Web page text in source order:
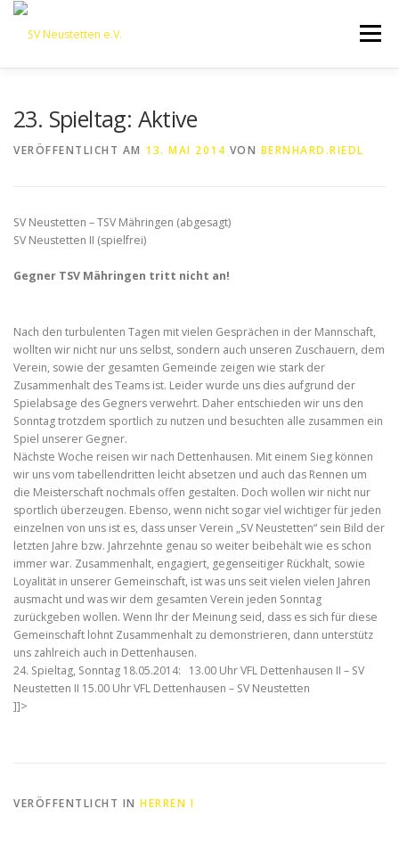
Zum
springen
Menü
LOGIN
23. Spieltag: Aktive
VERÖFFENTLICHT AM 13. MAI 2014 VON BERNHARD.RIEDL
SV Neustetten – TSV Mähringen (abgesagt)
SV Neustetten II (spielfrei)
Gegner TSV Mähringen tritt nicht an!
Nach den turbulenten Tagen mit vielen Gesprächen in der Mannschaft,
wollten wir nicht nur uns selbst, sondern auch unseren Zuschauern, dem
Verein, sowie der gesamten Gemeinde zeigen wie stark der
Zusammenhalt des Teams ist. Leider wurde uns dies aufgrund der
Spielabsage des Gegners verwehrt. Daher entschieden wir uns den
Sonntag trotzdem sportlich zu nutzen und besuchten alle zusammen ein
Spiel unserer Gegner.
Nächste Woche reisen wir nach Dettenhausen. Mit einem Sieg können
wir uns vom tabellendritten leicht absetzen und auch das Rennen um
die Meisterschaft nochmals offen gestalten. Doch wollen wir nicht nur
sportlich überzeugen. Ebenso, wenn nicht sogar viel wichtiger für jeden
einzelnen von uns ist es, dass unser Verein „SV Neustetten“ sein Bild der
letzten Jahre bzw. Jahrzehnte genau so weiter beibehält wie es schon
immer war. Zusammenhalt, engagiert, gegenseitiger Rückhalt, sowie
Loyalität in unserer Gemeinschaft, ist was uns seit vielen vielen Jahren
ausmacht und was wir dem gesamten Verein jeden Sonntag
zurückgeben wollen. Wenn Ihr der Meinung seid, dass es sich für diese
Gemeinschaft lohnt Zusammenhalt zu demonstrieren, dann unterstütz
uns zahlreich auch in Dettenhausen.
24. Spieltag, Sonntag 18.05.2014: 13.00 Uhr VFL Dettenhausen II – SV
Neustetten II 15.00 Uhr VFL Dettenhausen – SV Neustetten
]]>
VERÖFFENTLICHT IN HERREN I